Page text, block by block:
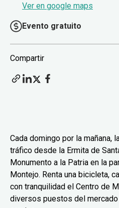
Ver en google maps
Evento gratuito
Compartir
Cada domingo por la mañana,
tráfico desde la Ermita de
Monumento a la Patria en la
Montejo. Renta una bicicleta,
con tranquilidad el Centro de
diversos puestos del